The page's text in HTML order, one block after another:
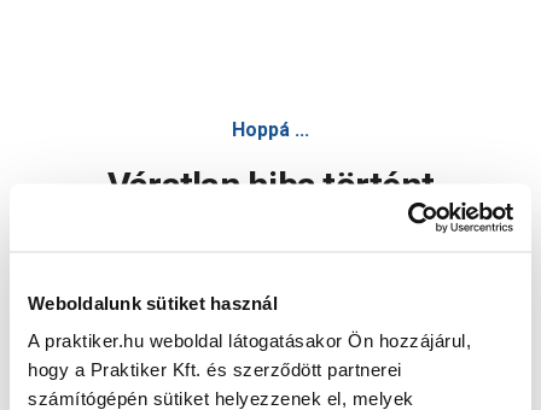
Weboldalunk sütiket használ
A praktiker.hu weboldal látogatásakor Ön hozzájárul,
hogy a Praktiker Kft. és szerződött partnerei
számítógépén sütiket helyezzenek el, melyek
Hoppá ...
Váratlan hiba történt
Oldal újratöltése